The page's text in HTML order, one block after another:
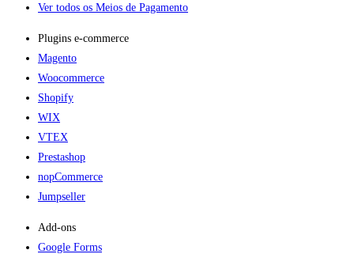
Ver todos os Meios de Pagamento
Plugins e-commerce​
Magento
Woocommerce
Shopify
WIX
VTEX
Prestashop
nopCommerce
Jumpseller
Add-ons​
Google Forms